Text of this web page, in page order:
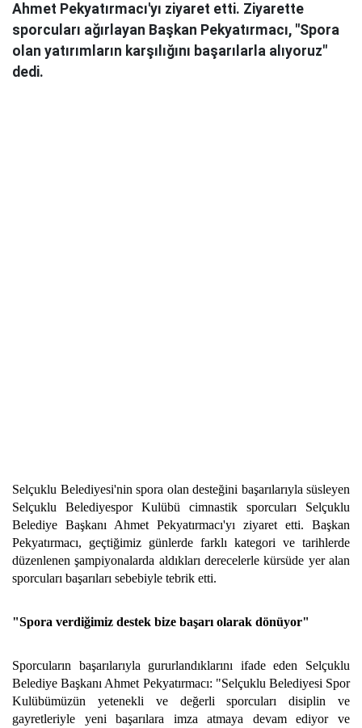
Ahmet Pekyatırmacı'yı ziyaret etti. Ziyarette
sporcuları ağırlayan Başkan Pekyatırmacı, "Spora
olan yatırımların karşılığını başarılarla alıyoruz"
dedi.
Selçuklu Belediyesi'nin spora olan desteğini başarılarıyla süsleyen
Selçuklu Belediyespor Kulübü cimnastik sporcuları Selçuklu
Belediye Başkanı Ahmet Pekyatırmacı'yı ziyaret etti. Başkan
Pekyatırmacı, geçtiğimiz günlerde farklı kategori ve tarihlerde
düzenlenen şampiyonalarda aldıkları derecelerle kürsüde yer alan
sporcuları başarıları sebebiyle tebrik etti.
"Spora verdiğimiz destek bize başarı olarak dönüyor"
Sporcuların başarılarıyla gururlandıklarını ifade eden Selçuklu
Belediye Başkanı Ahmet Pekyatırmacı: "Selçuklu Belediyesi Spor
Kulübümüzün yetenekli ve değerli sporcuları disiplin ve
gayretleriyle yeni başarılara imza atmaya devam ediyor ve